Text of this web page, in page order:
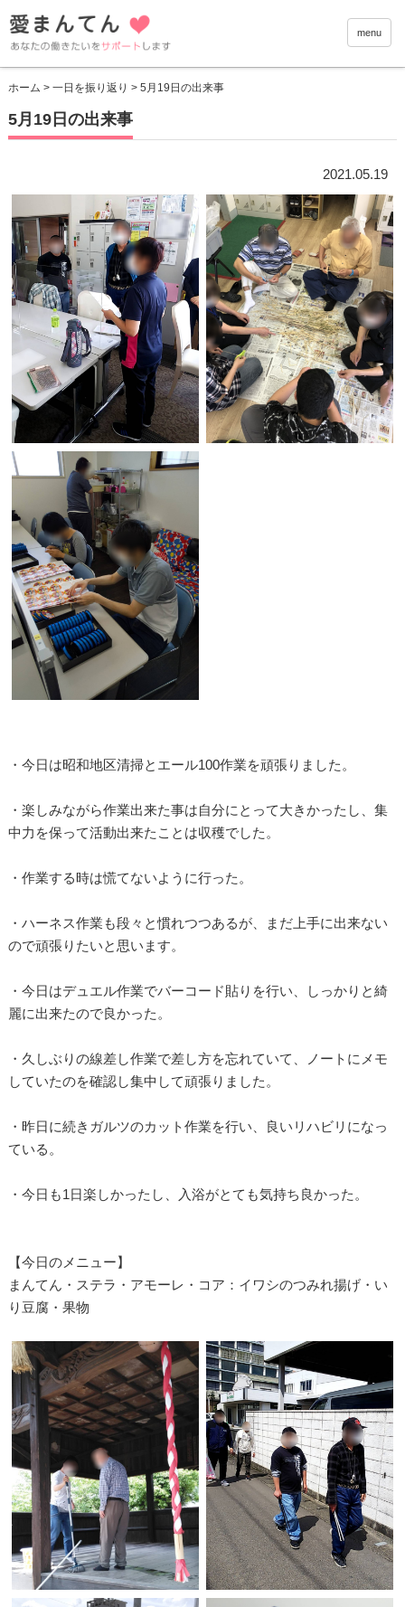
愛まん
menu
ホーム > 一日を振り返り > 5月19日の出来事
5月19日の出来事
2021.05.19
・今日は昭和地区清掃とエール100作業を頑張りました。
・楽しみながら作業出来た事は自分にとって大きかったし、集
中力を保って活動出来たことは収穫でした。
・作業する時は慌てないように行った。
・ハーネス作業も段々と慣れつつあるが、まだ上手に出来ない
ので頑張りたいと思います。
・今日はデュエル作業でバーコード貼りを行い、しっかりと綺
麗に出来たので良かった。
・久しぶりの線差し作業で差し方を忘れていて、ノートにメモ
していたのを確認し集中して頑張りました。
・昨日に続きガルツのカット作業を行い、良いリハビリになっ
ている。
・今日も1日楽しかったし、入浴がとても気持ち良かった。
【今日のメニュー】
まんてん・ステラ・アモーレ・コア：イワシのつみれ揚げ・い
り豆腐・果物